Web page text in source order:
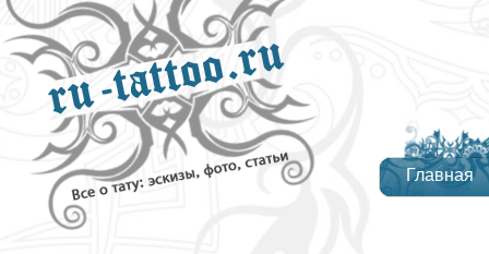
Главная